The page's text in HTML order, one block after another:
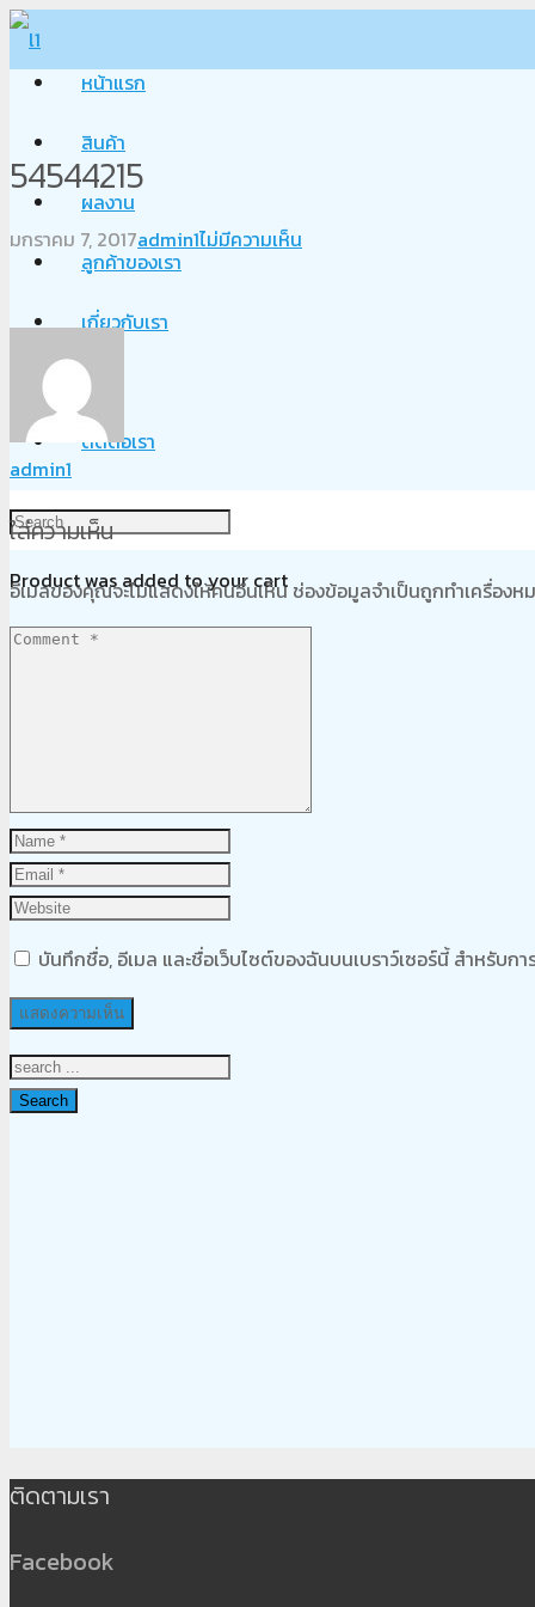
หน้าแรก
สินค้า
ผลงาน
ลูกค้าของเรา
เกี่ยวกับเรา
Blog
ติดต่อเรา
Productwas added to your cart
54544215
มกราคม 7, 2017admin1ไม่มีความเห็น
admin1
ใส่ความเห็น
อีเมลของคุณจะไม่แสดงให้คนอื่นเห็น ช่องข้อมูลจำเป็นถูกทำเครื่องห
บันทึกชื่อ, อีเมล และชื่อเว็บไซต์ของฉันบนเบราว์เซอร์นี้ สำหรับก
Search
ติดตามเรา
Facebook